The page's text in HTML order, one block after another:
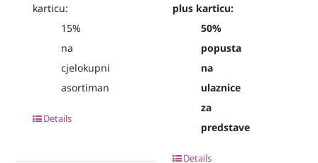
karticu:
15%
na
cjelokupni
asortiman
Details
plus karticu:
50%
popusta
na
ulaznice
za
predstave
Details